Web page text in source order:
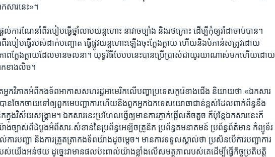
ារ​នេះ»។
ល់​ការ​ណែនាំ​ពី​របៀប​ធ្វើ​ថ្នាំ​លាប​យន្តហោះ​ ​នាវា​ចម្បាំង​ ​និង​រថក្រោះ​ ដើម្បី​កុំ​ឲ្យ​រ៉ាដាចាប់​បាន។​
បៀប​ធ្វើ​របស់​ដាក់​បញ្ឆោត​ ​ធ្វើ​ផ្លូវ​យន្តហោះ​ឡើង​ចុះ​ក្លែង​ក្លាយ​ ហើយ​និង​បំភាន់​សត្រូវ​ដោយ​
ភាព​ក្លែង​ក្លាយ​ដែល​មាន​ចលនា។ ​យុទ្ធ​វិធី​បែបប​នេះ​បាន​ប្រើប្រាស់​ជា​យូរយា​ណាស់​មក​ហើយ​ដោយ​
ខាងលិច។
ក​វិភាគ​អំពី​កងទ័ព​អាកាស​សហ​រដ្ឋ​អាមេរិក​លើ​បញ្ហា​ប្រទេស​កូរ៉េ​ខាងជើង​ និយាយ​ថា​ ​«ឯកសារ​
បាន​ចែក​ចាយ​ទៅ​ឲ្យ​ពួក​មេ​បញ្ជាការ​ហើយ​និង​ពួក​អ្នក​ឯកទេស​យោធា​ជាន់​ខ្ពស់​ដែល​ពាក់​ព័ន្ធ​នឹង​
នុង​វិស័យ​សង្គ្រាម។​ ឯកសារ​នេះ​ប្រហែល​ធ្វើ​ឲ្យ​មាន​ការ​ភ្ញាក់​ផ្អើល​តិចតួច​ ក៏​ប៉ុន្តែ​ឯកសារ​នេះ​ក៏​
ច្បាស់​ពី​ដំបូង​អំពី​សារៈ​សំខាន់​នៃ​ប្រព័ន្ធ​អេឡិច​ត្រូនិក ​ប្រព័ន្ធ​គមនាគមន៍​ ​ប្រព័ន្ធ​ព័ត៌មាន​ ​កំព្យូទ័រ​
ារ​បញ្ជា​ ​និង​ការ​ត្រួតត្រា​កងទ័ព​យ៉ាង​ដូចម្តេច។​ មាន​ការ​ទទួល​ស្គាល់​ថា​ ​ប្រសិន​បើ​ការ​បញ្ជាការ​
ស់​យើង​អន់​ថយ​ ដូច្នេះ​វា​មាន​ផល​ប៉ះពាល់​យ៉ាង​ខ្លាំង​លើ​សមត្ថ​ភាព​របស់​គេ​ដើម្បី​ធ្វើ​កិច្ច​ប្រតិបត្តិ​